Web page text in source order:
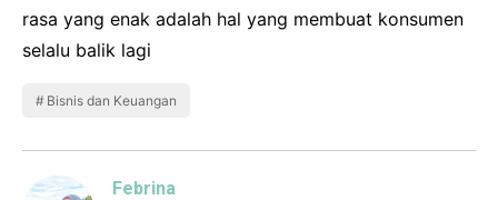
rasa yang enak adalah hal yang membuat konsumen
selalu balik lagi
Bisnis dan Keuangan
Febrina